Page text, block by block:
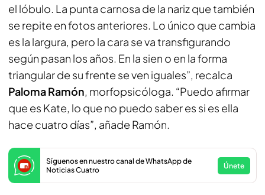
el lóbulo. La punta carnosa de la nariz que también
se repite en fotos anteriores. Lo único que cambia
es la largura, pero la cara se va transfigurando
según pasan los años. En la sien o en la forma
triangular de su frente se ven iguales”, recalca
Paloma Ramón, morfopsicóloga. “Puedo afirmar
que es Kate, lo que no puedo saber es si es ella
hace cuatro días”, añade Ramón.
Síguenos en nuestro canal de WhatsApp de
Noticias Cuatro
Únete